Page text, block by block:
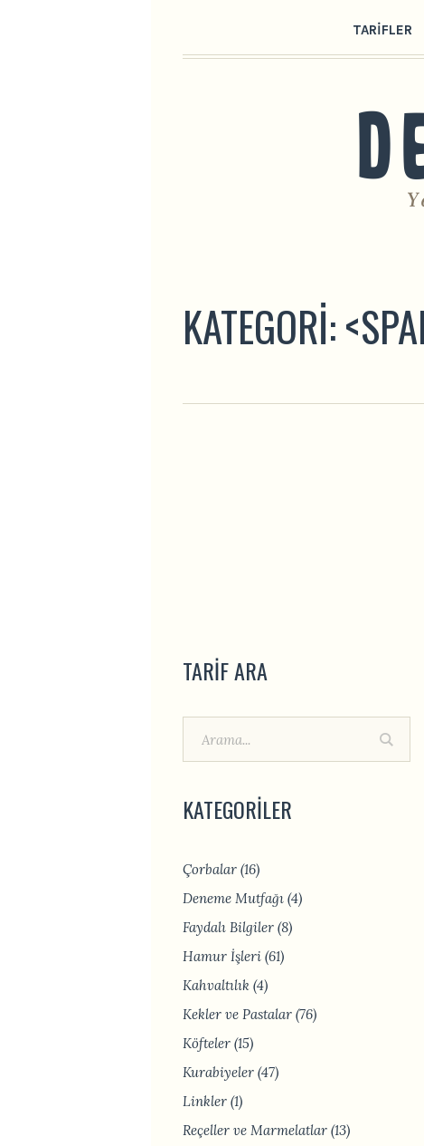
TARIFLER
KATEGORI:
TARIF ARA
KATEGORİLER
Çorbalar (16)
Deneme Mutfağı (4)
Faydalı Bilgiler (8)
Hamur İşleri (61)
Kahvaltılık (4)
Kekler ve Pastalar (76)
Köfteler (15)
Kurabiyeler (47)
Linkler (1)
Reçeller ve Marmelatlar (13)